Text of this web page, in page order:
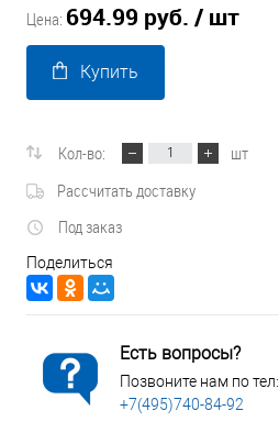
Цена: 694.99 руб. / шт
Купить
Кол-во:
шт
Рассчитать доставку
Под заказ
Поделиться
Есть вопросы?
Позвоните нам по тел:
+7(495)740-84-92